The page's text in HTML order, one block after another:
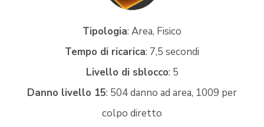
Tipologia: Area, Fisico
Tempo di ricarica: 7,5 secondi
Livello di sblocco: 5
Danno livello 15: 504 danno ad area, 1009 per
colpo diretto